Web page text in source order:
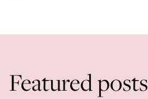
Featured posts